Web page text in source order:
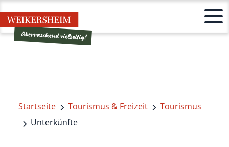
Startseite Tourismus & Freizeit
Tourismus
Unterkünfte